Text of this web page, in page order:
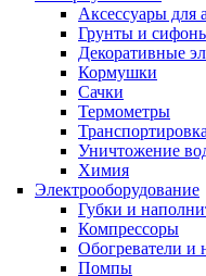
Аксессуары для
Грунты и
Декоративные
Кормушки
Сачки
Термометры
Уничтожение
Химия
Электрооборудование
Губки и
Компрессоры
Обогреватели и
Помпы